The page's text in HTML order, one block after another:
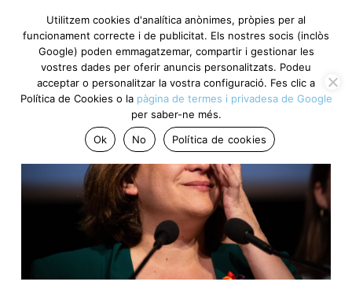
Utilitzem cookies d'analítica anònimes, pròpies per al
funcionament correcte i de publicitat. Els nostres socis (inclòs
Google) poden emmagatzemar, compartir i gestionar les
vostres dades per oferir anuncis personalitzats. Podeu
acceptar o personalitzar la vostra configuració. Fes clic a
Política de Cookies o la pàgina de termes i privadesa de Google
per saber-ne més.
Ok
No Política de cookies